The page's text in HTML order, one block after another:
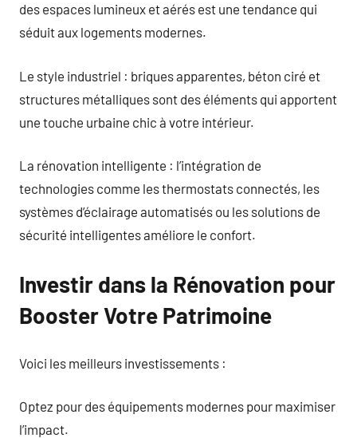
des espaces lumineux et aérés est une tendance qui
séduit aux logements modernes.
Le style industriel : briques apparentes, béton ciré et
structures métalliques sont des éléments qui apportent
une touche urbaine chic à votre intérieur.
La rénovation intelligente : l’intégration de
technologies comme les thermostats connectés, les
systèmes d’éclairage automatisés ou les solutions de
sécurité intelligentes améliore le confort.
Investir dans la Rénovation pour
Booster Votre Patrimoine
Voici les meilleurs investissements :
Optez pour des équipements modernes pour maximiser
l’impact.